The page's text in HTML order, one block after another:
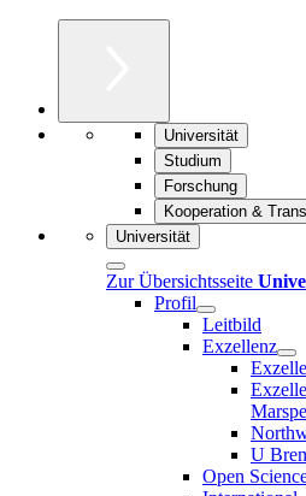
Universität
Studium
Forschung
Kooperation &
Universität
Zur Übersichtsseite
Profil
Leitbild
Exzellenz
U
Open